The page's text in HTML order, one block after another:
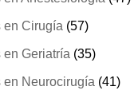
en Cirugía (57)
Geriatría (35)
en Neurocirugía (41)